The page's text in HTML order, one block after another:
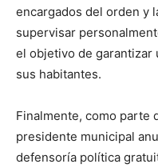
encargados del orden y
supervisar
el objetivo de garantizar
sus habitantes.
Finalmente, como parte
presidente municipal
defensoría política